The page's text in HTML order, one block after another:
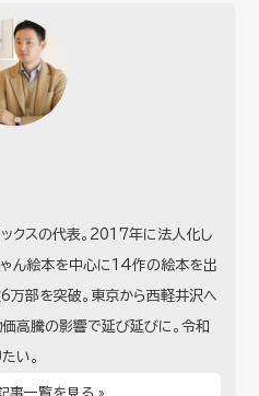
クスの代表。2017年に法人化し
ゃん絵本を中心に14作の絵本を出
万部を突破。東京から西軽井沢へ
高騰の影響で延び延びに。令和
い。
事一覧を見る »